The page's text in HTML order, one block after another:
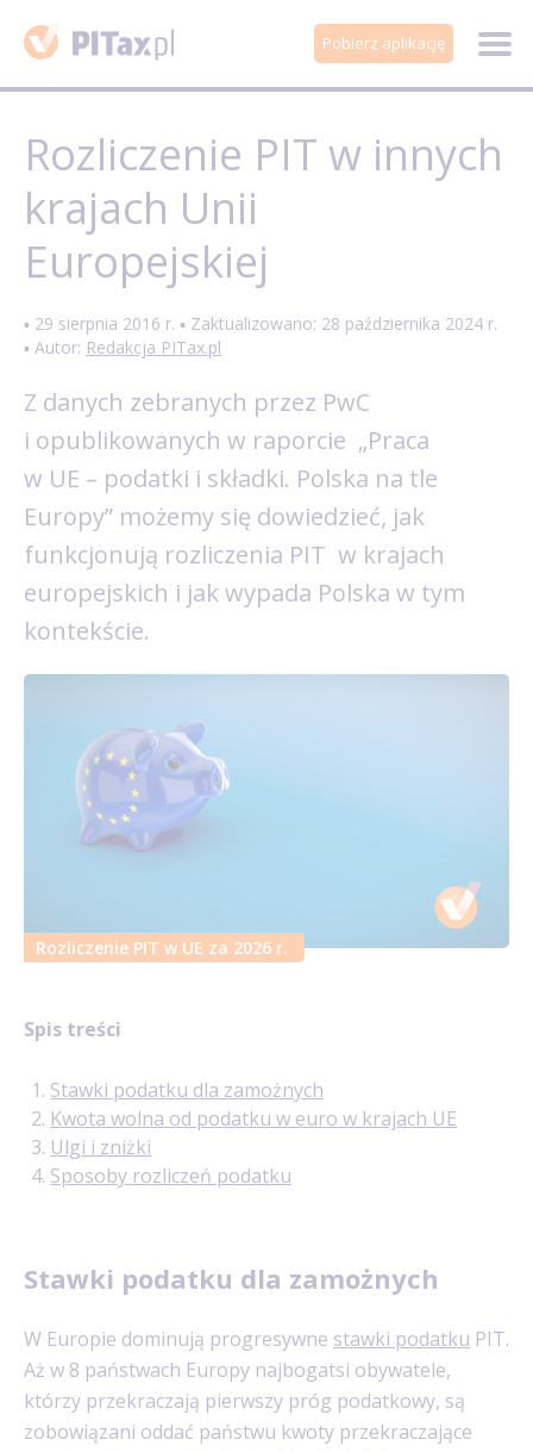
Pobierz aplikację
Rozliczenie PIT w innych
krajach Unii
Europejskiej
▪ 29 sierpnia 2016 r. ▪ Zaktualizowano: 28 października 2024 r.
▪ Autor: Redakcja PITax.pl
Z danych zebranych przez PwC
i opublikowanych w raporcie „Praca
w UE – podatki i składki. Polska na tle
Europy” możemy się dowiedzieć, jak
funkcjonują rozliczenia PIT w krajach
europejskich i jak wypada Polska w tym
kontekście.
Rozliczenie PIT w UE za 2026 r.
Spis treści
Stawki podatku dla zamożnych
Kwota wolna od podatku w euro w krajach UE
Ulgi i zniżki
Sposoby rozliczeń podatku
Stawki podatku dla zamożnych
W Europie dominują progresywne stawki podatku PIT.
Aż w 8 państwach Europy najbogatsi obywatele,
którzy przekraczają pierwszy próg podatkowy, są
zobowiązani oddać państwu kwoty przekraczające